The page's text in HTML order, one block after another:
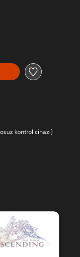
kontrol cihazı)